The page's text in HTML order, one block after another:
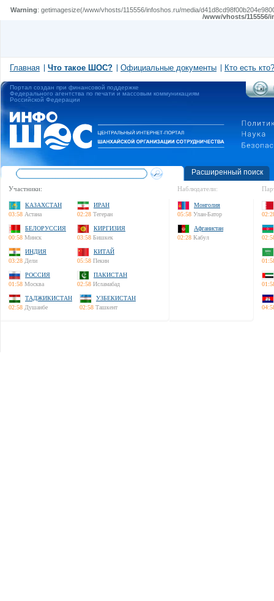
Warning: getimagesize(/www/vhosts/115556/infoshos.ru/media/
/www/vhosts/
Главная Что такое ШОС? Официальные документы Кто есть кто?
Портал создан при финансовой поддержке
Федерального агентства по печати и массовым коммуникациям
Российской Федерации
Расширенный поиск
Участники:
КАЗАХСТАН
03:58 Астана
ИРАН
02:28 Тегеран
БЕЛОРУССИЯ
00:58 Минск
КИРГИЗИЯ
03:58 Бишкек
ИНДИЯ
03:28 Дели
КИТАЙ
05:58 Пекин
РОССИЯ
01:58 Москва
ПАКИСТАН
02:58 Исламабад
ТАДЖИКИСТАН
02:58 Душанбе
УЗБЕКИСТАН
02:58 Ташкент
Наблюдатели:
Монголия
05:58 Улан-Батор
Афганистан
02:28 Кабул